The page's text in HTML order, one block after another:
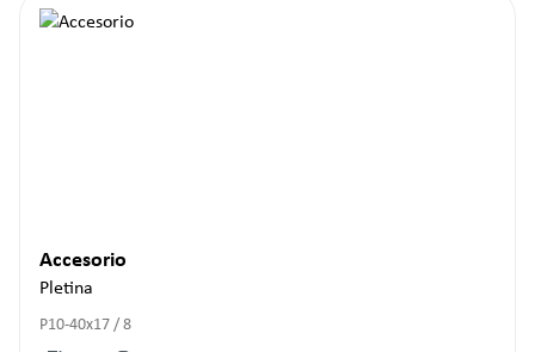
Accesorio
Pletina
P10-40x17 / 8